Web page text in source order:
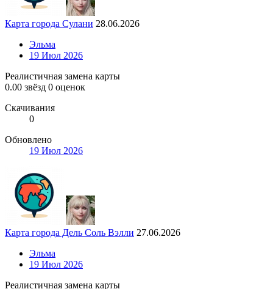
Карта города Сулани 28.06.2026
Эльма
19 Июл 2026
Реалистичная замена карты
0.00 звёзд 0 оценок
Скачивания
0
Обновлено
19 Июл 2026
Карта города Дель Соль Вэлли 27.06.2026
Эльма
19 Июл 2026
Реалистичная замена карты